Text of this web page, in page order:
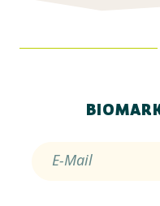
E-Mail